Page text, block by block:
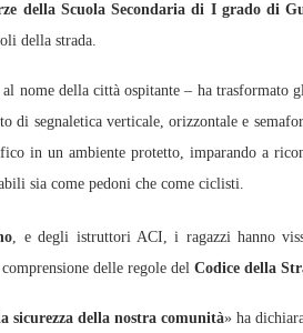
della Scuola Secondaria di I grado di
della strada.
nome della città ospitante – ha trasformato
di segnaletica verticale, orizzontale e
in un ambiente protetto, imparando a
sia come pedoni che come ciclisti.
, e degli istruttori ACI, i ragazzi hanno
delle regole del Codice della
sicurezza della nostra comunità» ha